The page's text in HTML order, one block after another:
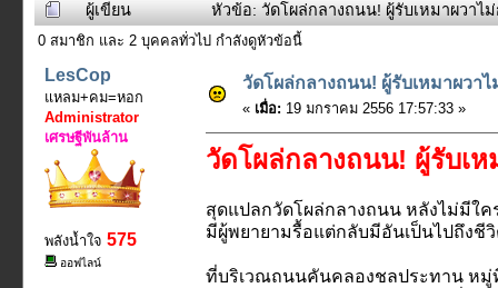
ผู้เขียน
หัวข้อ: วัดโผล่กลางถนน! ผู้รับเหมาผวาไ
0 สมาชิก และ 2 บุคคลทั่วไป กำลังดูหัวข้อนี้
LesCop
แหลม+คม=หอก
Administrator
เศรษฐีพันล้าน
พลังน้ำใจ 575
ออฟไลน์
วัดโผล่กลางถนน! ผู้รับเหมาผวา
« เมื่อ: 19 มกราคม 2556 17:57:33 »
วัดโผล่กลางถนน! ผู้รับเ
สุดแปลกวัดโผล่กลางถนน หลังไม่มีใค
มีผู้พยายามรื้อแต่กลับมีอันเป็นไปถึงชี
ที่บริเวณถนนคันคลองชลประทาน หมู่